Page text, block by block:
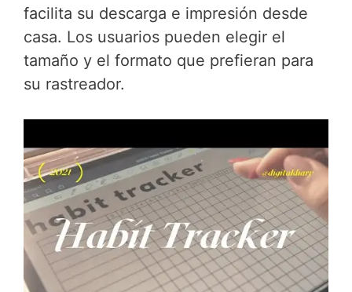
facilita su descarga e impresión desde
casa. Los usuarios pueden elegir el
tamaño y el formato que prefieran para
su rastreador.